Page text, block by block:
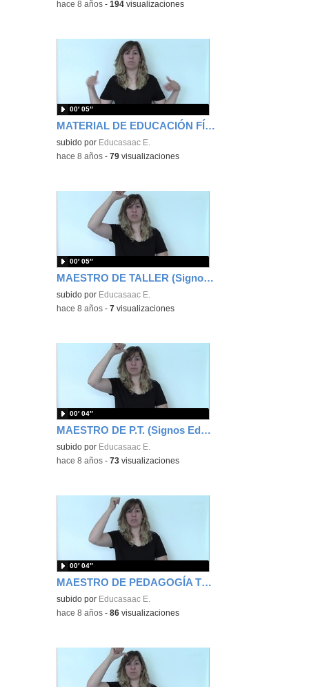
-hace 8 años -194 visualizaciones
MATERIAL DE EDUCACIÓN FÍSICA (Signos EducaSAAC)
subido por Educasaac E.
00′ 05″
-hace 8 años -79 visualizaciones
MAESTRO DE TALLER (Signos EducaSAAC)
subido por Educasaac E.
00′ 05″
-hace 8 años -7 visualizaciones
MAESTRO DE P.T. (Signos EducaSAAC)
subido por Educasaac E.
00′ 04″
-hace 8 años -73 visualizaciones
MAESTRO DE PEDAGOGÍA TERAPÉUTICA (Signos EducaSAAC)
subido por Educasaac E.
00′ 04″
-hace 8 años -86 visualizaciones